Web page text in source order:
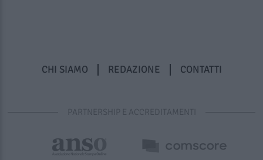
CHI SIAMO REDAZIONE CONTATTI
PARTNERSHIP E ACCREDITAMENTI